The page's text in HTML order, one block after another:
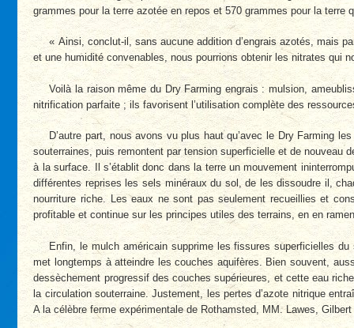
grammes pour la terre azotée en repos et 570 grammes pour la terre
« Ainsi, conclut-il, sans aucune addition d’engrais azotés, mais
et une humidité convenables, nous pourrions obtenir les nitrates qui
Voilà la raison même du Dry Farming engrais : mulsion,
nitrification parfaite ; ils favorisent l’utilisation complète des
D’autre part, nous avons vu plus haut qu’avec le Dry Farming
souterraines, puis remontent par tension superficielle et de nouveau
à la surface. Il s’établit donc dans la terre un mouvement
différentes reprises les sels minéraux du sol, de les dissoudre il,
nourriture riche. Les eaux ne sont pas seulement recueillies et
profitable et continue sur les principes utiles des terrains, en en
Enfin, le mulch américain supprime les fissures superficielles
met longtemps à atteindre les couches aquifères. Bien souvent,
dessèchement progressif des couches supérieures, et cette eau
la circulation souterraine. Justement, les pertes d’azote nitrique
A la célèbre ferme expérimentale de Rothamsted, MM. Lawes,